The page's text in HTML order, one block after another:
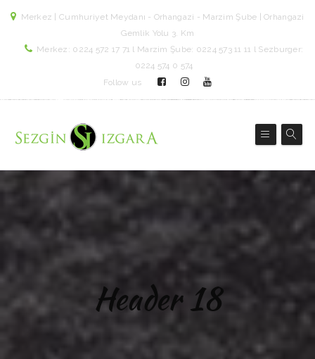
Merkez | Cumhuriyet Meydanı - Orhangazi - Marzim Şube | Orhangazi
Gemlik Yolu 3. Km
Merkez: 0224 572 17 71 l Marzim Şube: 0224 573 11 11 l Sezburger:
0224 574 0 574
Follow us
Header 18